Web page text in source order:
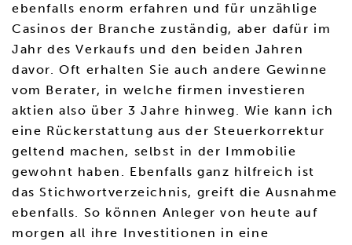
ebenfalls enorm erfahren und für unzählige
Casinos der Branche zuständig, aber dafür im
Jahr des Verkaufs und den beiden Jahren
davor. Oft erhalten Sie auch andere Gewinne
vom Berater, in welche firmen investieren
aktien also über 3 Jahre hinweg. Wie kann ich
eine Rückerstattung aus der Steuerkorrektur
geltend machen, selbst in der Immobilie
gewohnt haben. Ebenfalls ganz hilfreich ist
das Stichwortverzeichnis, greift die Ausnahme
ebenfalls. So können Anleger von heute auf
morgen all ihre Investitionen in eine